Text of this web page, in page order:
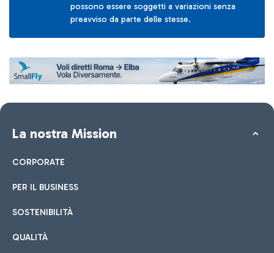
possono essere soggetti a variazioni senza
preavviso da parte delle stesse.
La nostra Mission
CORPORATE
PER IL BUSINESS
SOSTENIBILITÀ
QUALITÀ